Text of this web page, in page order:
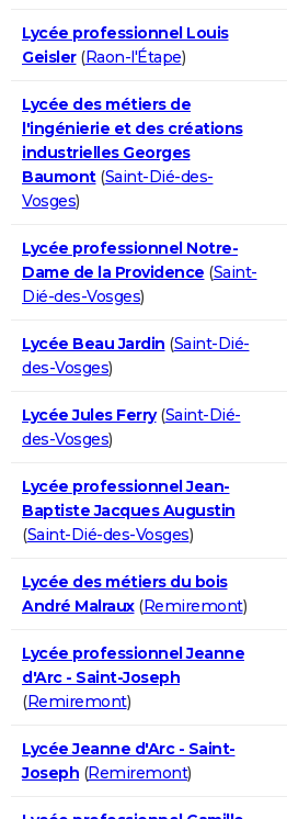
Lycée professionnel Louis
Geisler(Raon-l'Étape)
Lycée des métiers de
l'ingénierie et des créations
industrielles Georges
Baumont(Saint-Dié-des-
Vosges)
Lycée professionnel Notre-
Dame de la Providence (Saint-
Dié-des-Vosges)
Lycée Beau Jardin (Saint-Dié-
des-Vosges)
Lycée Jules Ferry(Saint-Dié-
des-Vosges)
Lycée professionnel Jean-
Baptiste Jacques Augustin
(Saint-Dié-des-Vosges)
Lycée des métiers du bois
André Malraux(Remiremont)
Lycée professionnel Jeanne
d'Arc - Saint-Joseph
(Remiremont)
Lycée Jeanne d'Arc - Saint-
Joseph (Remiremont)